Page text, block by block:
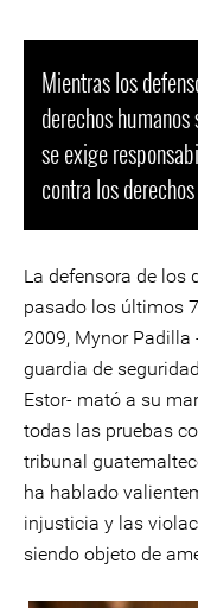
Mientras los
derechos
se exige
contra los
La defensora de los
pasado los últimos
2009, Mynor
guardia de
Estor- mató a su
todas las pruebas
tribunal
ha hablado
injusticia y las
siendo objeto de